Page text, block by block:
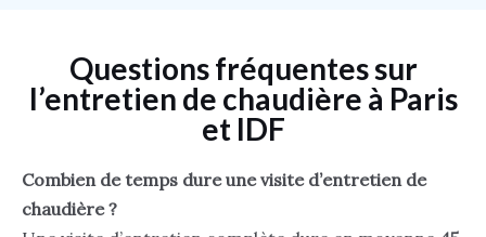
Questions fréquentes sur
l’entretien de chaudière à Paris
et IDF
Combien de temps dure une visite d’entretien de
chaudière ?